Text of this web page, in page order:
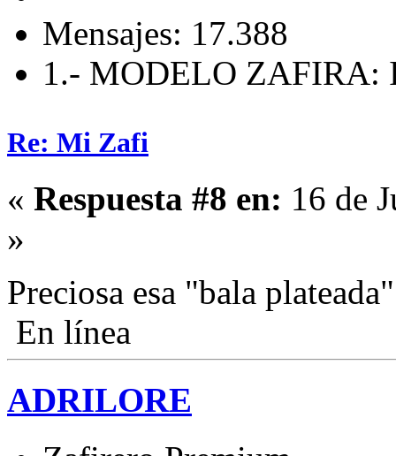
Mensajes: 17.388
1.- MODELO ZAFIRA:
Re: Mi Zafi
« Respuesta #8 en: 16 de
»
Preciosa esa "bala
En línea
ADRILORE